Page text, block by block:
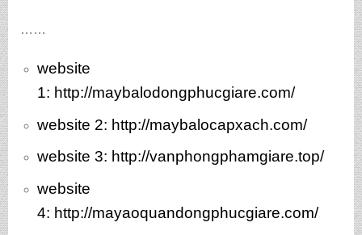
……
website
1: http://maybalodongphucgiare.com/
website 2: http://maybalocapxach.com/
website 3: http://vanphongphamgiare.top/
website
4: http://mayaoquandongphucgiare.com/